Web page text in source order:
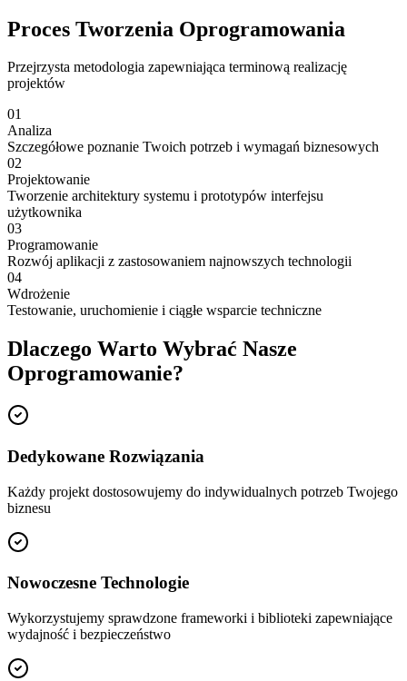
Proces Tworzenia Oprogramowania
Przejrzysta metodologia zapewniająca terminową realizację
projektów
01
Analiza
Szczegółowe poznanie Twoich potrzeb i wymagań biznesowych
02
Projektowanie
Tworzenie architektury systemu i prototypów interfejsu
użytkownika
03
Programowanie
Rozwój aplikacji z zastosowaniem najnowszych technologii
04
Wdrożenie
Testowanie, uruchomienie i ciągłe wsparcie techniczne
Dlaczego Warto Wybrać Nasze
Oprogramowanie?
Dedykowane Rozwiązania
Każdy projekt dostosowujemy do indywidualnych potrzeb Twojego
biznesu
Nowoczesne Technologie
Wykorzystujemy sprawdzone frameworki i biblioteki zapewniające
wydajność i bezpieczeństwo